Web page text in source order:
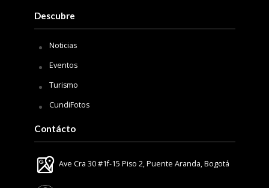
Descubre
Noticias
Eventos
Turismo
CundiFotos
Contácto
Ave Cra 30 #1f-15 Piso 2, Puente Aranda, Bogotá